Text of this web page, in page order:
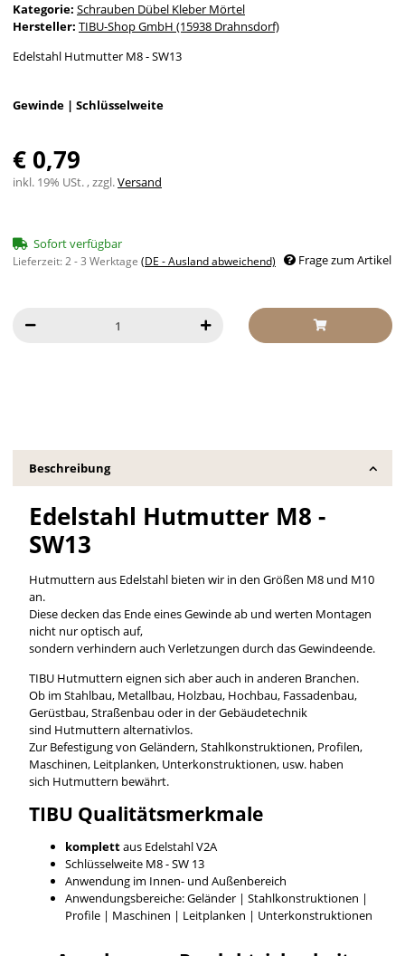
Kategorie: Schrauben Dübel Kleber Mörtel
Hersteller: TIBU-Shop GmbH (15938 Drahnsdorf)
Edelstahl Hutmutter M8 - SW13
Gewinde | Schlüsselweite
€ 0,79
inkl. 19% USt. , zzgl.Versand
Sofort verfügbar
Lieferzeit:2 - 3 Werktage (DE - Ausland abweichend) Frage zum Artikel
Beschreibung
Edelstahl Hutmutter M8 -
SW13
Hutmuttern aus Edelstahl bieten wir in den Größen M8 und M10
an.
Diese decken das Ende eines Gewinde ab und werten Montagen
nicht nur optisch auf,
sondern verhindern auch Verletzungen durch das Gewindeende.
TIBU Hutmuttern eignen sich aber auch in anderen Branchen.
Ob im Stahlbau, Metallbau, Holzbau, Hochbau, Fassadenbau,
Gerüstbau, Straßenbau oder in der Gebäudetechnik
sind Hutmuttern alternativlos.
Zur Befestigung von Geländern, Stahlkonstruktionen, Profilen,
Maschinen, Leitplanken, Unterkonstruktionen, usw. haben
sich Hutmuttern bewährt.
TIBU Qualitätsmerkmale
komplettaus Edelstahl V2A
Schlüsselweite M8 - SW 13
Anwendung im Innen- und Außenbereich
Anwendungsbereiche: Geländer | Stahlkonstruktionen |
Profile | Maschinen | Leitplanken | Unterkonstruktionen